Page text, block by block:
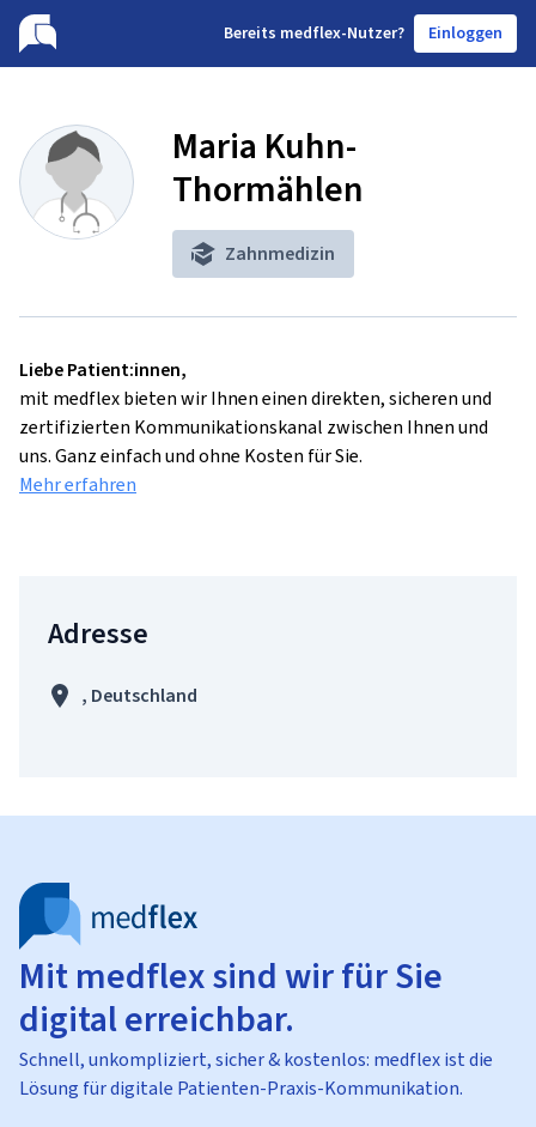
Bereits medflex-Nutzer? Einloggen
Maria Kuhn-
Thormählen
Zahnmedizin
Liebe Patient:innen,
mit medflex bieten wir Ihnen einen direkten, sicheren und
zertifizierten Kommunikationskanal zwischen Ihnen und
uns. Ganz einfach und ohne Kosten für Sie.
Mehr erfahren
Adresse
, Deutschland
Mit medflex sind wir für Sie
digital erreichbar.
Schnell, unkompliziert, sicher & kostenlos: medflex ist die
Lösung für digitale Patienten-Praxis-Kommunikation.